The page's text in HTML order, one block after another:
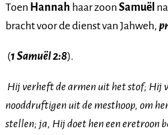
Toen Hannah haar zoon Samuël
bracht voor de dienst van Jahweh,
(1 Samuël 2:8).
Hij verheft de armen uit het stof; Hij
nooddruftigen uit de mesthoop, om
stellen; ja, Hij doet hen een eretroon